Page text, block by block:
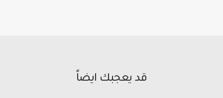
قد يعجبك ايضاً